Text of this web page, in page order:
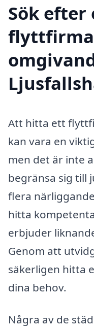
Sök efter
Att hitta ett
kan vara en
men det är inte
begränsa sig till
flera
hitta
erbjuder
Genom att
säkerligen hitta
dina behov.
Några av de